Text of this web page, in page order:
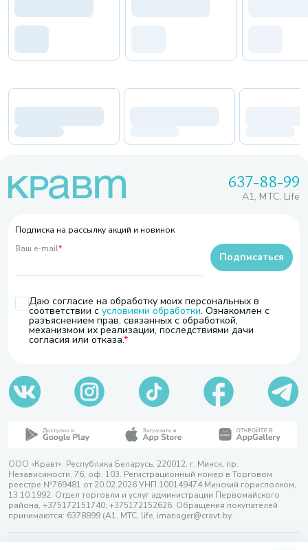
637-88-99
A1, МТС, Life
Подписка на рассылку акций и новинок
Ваш e-mail*
Даю согласие на обработку моих персональных в
соответствии с условиями обработки. Ознакомлен с
разъяснением прав, связанных с обработкой,
механизмом их реализации, последствиями дачи
согласия или отказа.
Подписаться
ООО «Кравт». Республика Беларусь, 220012, г. Минск, пр.
Независимости, 76, оф. 103. Регистрационный номер в Торговом
реестре №769481 от 20.02.2026 УНП 100149474 Минский горисполком,
13.10.1992. Отдел торговли и услуг администрации Первомайского
района, +375172151740; +375172152626. Обращения покупателей
принимаются: 6378899 (А1, МТС, life, imanager@cravt.by.